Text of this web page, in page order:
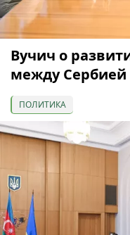
Вучич о
между
ПОЛИТИКА